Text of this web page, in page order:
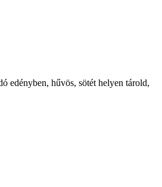
edényben, hűvös, sötét helyen tárold,